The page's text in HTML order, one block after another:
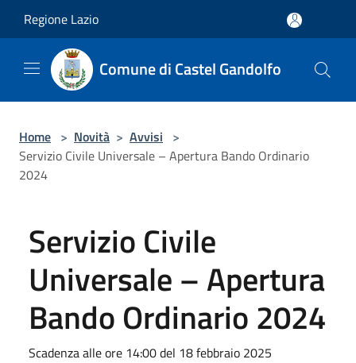
Regione Lazio
Comune di Castel Gandolfo
Home > Novità > Avvisi >
Servizio Civile Universale – Apertura Bando Ordinario
2024
Servizio Civile
Universale – Apertura
Bando Ordinario 2024
Scadenza alle ore 14:00 del 18 febbraio 2025